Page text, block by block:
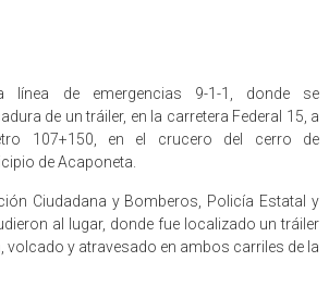
línea de emergencias 9-1-1, donde se
de un tráiler, en la carretera Federal 15, a
107+150, en el crucero del cerro de
de Acaponeta.
Ciudadana y Bomberos, Policía Estatal y
al lugar, donde fue localizado un tráiler
volcado y atravesado en ambos carriles de la